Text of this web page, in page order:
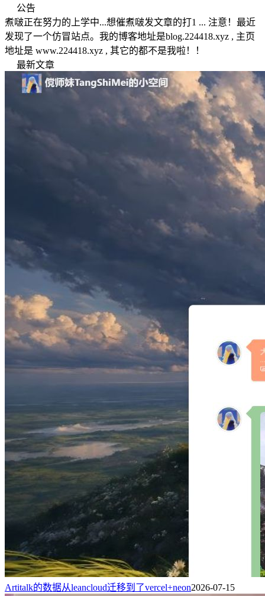
公告
煮啵正在努力的上学中...想催煮啵发文章的打1 ... 注意！最近
发现了一个仿冒站点。我的博客地址是blog.224418.xyz , 主页
地址是 www.224418.xyz , 其它的都不是我啦！！
最新文章
Artitalk的数据从leancloud迁移到了vercel+neon2026-07-15